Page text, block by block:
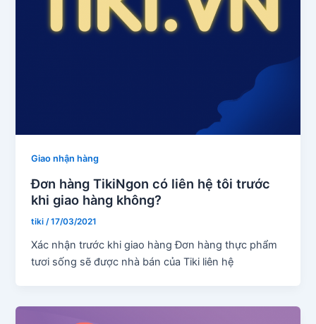
Giao nhận hàng
Đơn hàng TikiNgon có liên hệ tôi trước
khi giao hàng không?
tiki/17/03/2021
Xác nhận trước khi giao hàng Đơn hàng thực phẩm
tươi sống sẽ được nhà bán của Tiki liên hệ